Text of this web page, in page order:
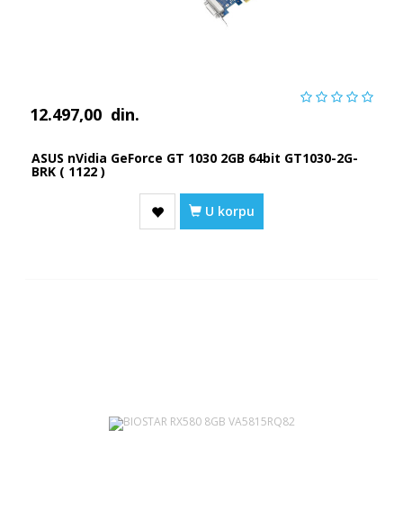
12.497,00 din.
ASUS nVidia GeForce GT 1030 2GB 64bit GT1030-2G-
BRK ( 1122 )
U korpu